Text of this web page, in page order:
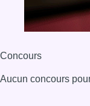
Concours
Aucun concours